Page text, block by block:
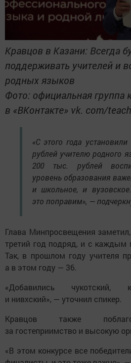
Кравцов в Казани: Всегда
поддерживать учителей и
родных языков
Фото: официальная группа
в «ВКонтакте» vk. com/
«С этого года
рублей учителю родного
200 тыс. рублей
уровень образования
и школьное, и
это поправим», —
Глава Минпросвещения
третий год подряд, и с каждым
Так, в прошлом году учителя
а в этом году — 36.
«Добавились чукотский,
и нивхский», — уточнил спикер.
Кравцов также
за гостеприимство и высокую
«В этом конкурсе все